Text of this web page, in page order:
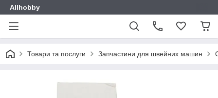
Allhobby
Товари та послуги Запчастини для швейних машин